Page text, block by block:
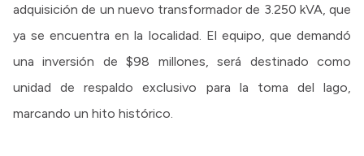
adquisición de un nuevo transformador de 3.250 kVA, que
ya se encuentra en la localidad. El equipo, que demandó
una inversión de $98 millones, será destinado como
unidad de respaldo exclusivo para la toma del lago,
marcando un hito histórico.